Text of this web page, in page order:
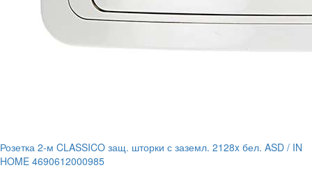
Розетка 2-м CLASSICO защ. шторки с заземл. 2128x бел. ASD / IN
HOME 4690612000985